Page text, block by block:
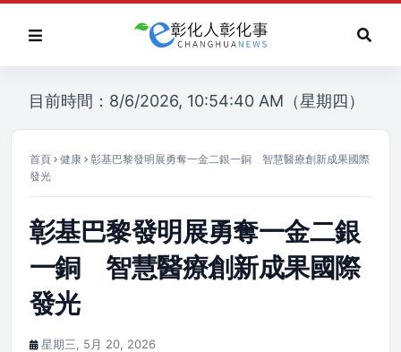
目前時間：8/6/2026, 10:54:40 AM（星期四）
首頁 健康
彰基巴黎發明展勇奪一金二銀一銅 智慧醫療創新成果國際
發光
彰基巴黎發明展勇奪一金二銀
一銅 智慧醫療創新成果國際
發光
星期三, 5月 20, 2026